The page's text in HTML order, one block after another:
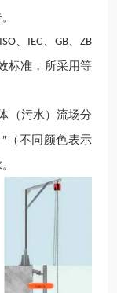
ISO IEC GB、ZB
标准，所采用等
（污水）流场分
"（不同颜色表示